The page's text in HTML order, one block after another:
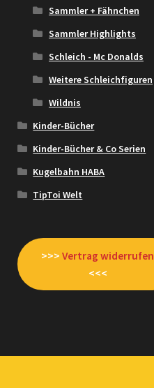
Sammler + Fähnchen
Sammler Highlights
Schleich - Mc Donalds
Weitere Schleichfiguren
Wildnis
Kinder-Bücher
Kinder-Bücher & Co Serien
Kugelbahn HABA
TipToi Welt
>>>Vertrag widerrufen
<<<